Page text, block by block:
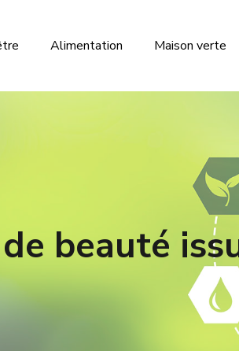
Alimentation Maison verte
beauté